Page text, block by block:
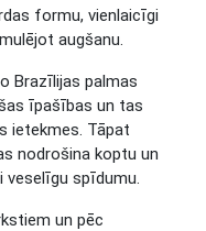
formu, vienlaicīgi
augšanu.
Brazīlijas palmas
īpašības un tas
ietekmes. Tāpat
nodrošina koptu un
veselīgu spīdumu.
un pēc